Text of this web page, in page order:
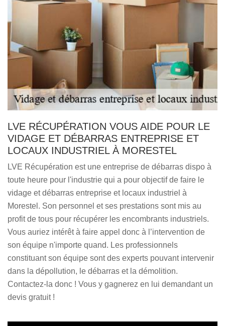
LVE RÉCUPÉRATION VOUS AIDE POUR LE
VIDAGE ET DÉBARRAS ENTREPRISE ET
LOCAUX INDUSTRIEL À MORESTEL
LVE Récupération est une entreprise de débarras dispo à
toute heure pour l'industrie qui a pour objectif de faire le
vidage et débarras entreprise et locaux industriel à
Morestel. Son personnel et ses prestations sont mis au
profit de tous pour récupérer les encombrants industriels.
Vous auriez intérêt à faire appel donc à l’intervention de
son équipe n'importe quand. Les professionnels
constituant son équipe sont des experts pouvant intervenir
dans la dépollution, le débarras et la démolition.
Contactez-la donc ! Vous y gagnerez en lui demandant un
devis gratuit !